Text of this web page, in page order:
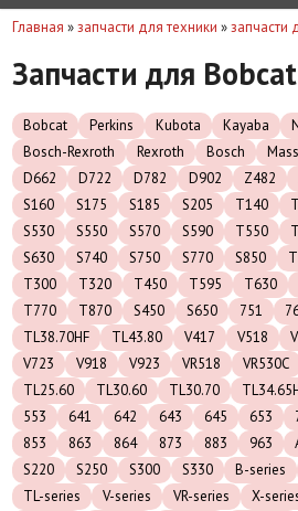
Главная »запчасти для техники »запчасти
Запчасти для
Bobcat Perkins Kubota Kayaba
Bosch-Rexroth
Rexroth Bosch
D662
D722 D782 D902 Z482
S160
S175 S185 S205 T140
S530
S550 S570 S590 T550
S630
S740 S750 S770 S850
T300
T320 T450 T595 T630
T770
T870 S450 S650 751
TL38.70HF
TL43.80 V417 V518
V723
V918 V923 VR518 VR530C
TL25.60
TL30.60 TL30.70
553
641 642 643 645 653
853
863 864 873 883 963
S220
S250 S300 S330 B-series
TL-series
V-series VR-series X-